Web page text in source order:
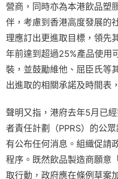
營商，同時亦為本港飲品塑
伴，考慮到香港高度發展的
理應訂出更進取目標，領先
年前達到超過25%產品使用
裝，並鼓勵維他、屈臣氏等
出進取的相關承諾及時間表
聲明又指，港府去年5月已
者責任計劃（PPRS）的公
有公布任何消息。組織促請
程序。既然飲品製造商願意
取行動，政府應在條例草案